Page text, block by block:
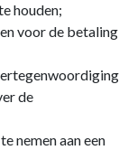
houden;
voor de betaling
de
nemen aan een